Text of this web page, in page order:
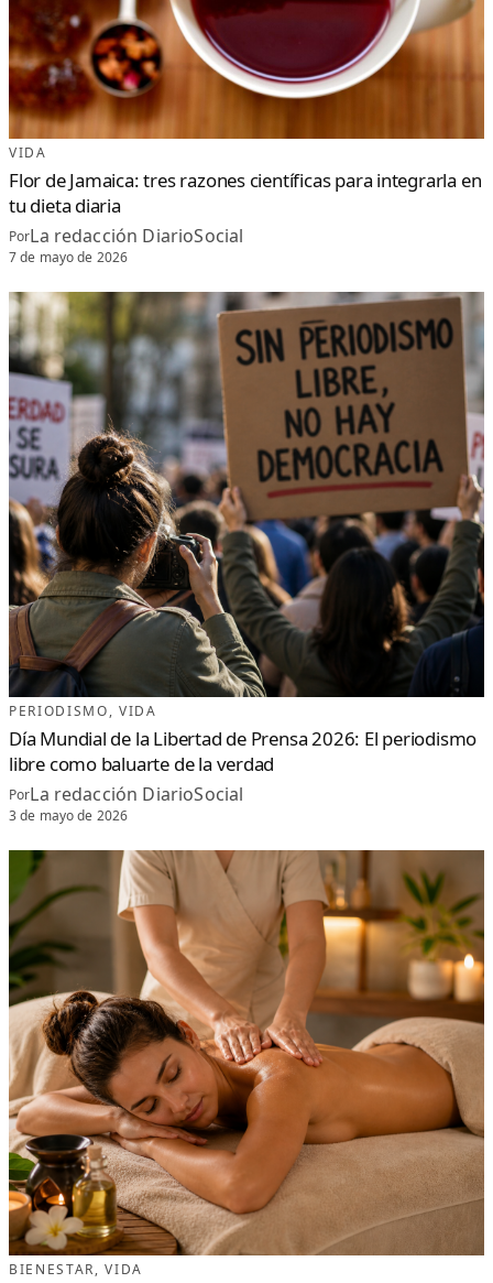
VIDA
Flor de Jamaica: tres razones científicas para integrarla en
tu dieta diaria
PorLa redacción DiarioSocial
7 de mayo de 2026
PERIODISMO, VIDA
Día Mundial de la Libertad de Prensa 2026: El periodismo
libre como baluarte de la verdad
PorLa redacción DiarioSocial
3 de mayo de 2026
BIENESTAR, VIDA